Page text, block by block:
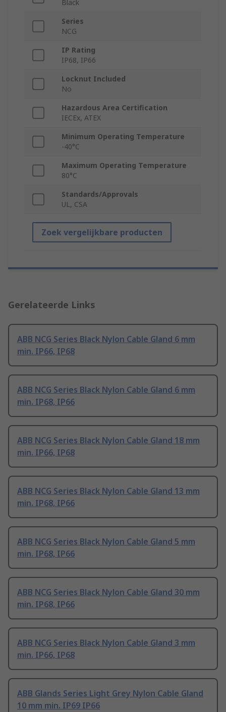
Black
Series
NCG
IP Rating
IP68, IP66
Locknut Included
No
Hazardous Area Certification
IECEx, ATEX
Minimum Operating Temperature
-40°C
Maximum Operating Temperature
80°C
Standards/Approvals
UL, CSA
Zoek vergelijkbare producten
Gerelateerde Links
ABB NCG Series Black Nylon Cable Gland 6 mm
min. IP66, IP68
ABB NCG Series Black Nylon Cable Gland 6 mm
min. IP68, IP66
ABB NCG Series Black Nylon Cable Gland 18 mm
min. IP66, IP68
ABB NCG Series Black Nylon Cable Gland 13 mm
min. IP68, IP66
ABB NCG Series Black Nylon Cable Gland 5 mm
min. IP68, IP66
ABB NCG Series Black Nylon Cable Gland 30 mm
min. IP68, IP66
ABB NCG Series Black Nylon Cable Gland 3 mm
min. IP66, IP68
ABB Glands Series Light Grey Nylon Cable Gland
10 mm min. IP69 IP66